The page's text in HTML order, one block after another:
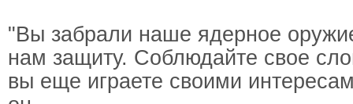
"Вы забрали наше ядерное
нам защиту. Соблюдайте свое
вы еще играете своими